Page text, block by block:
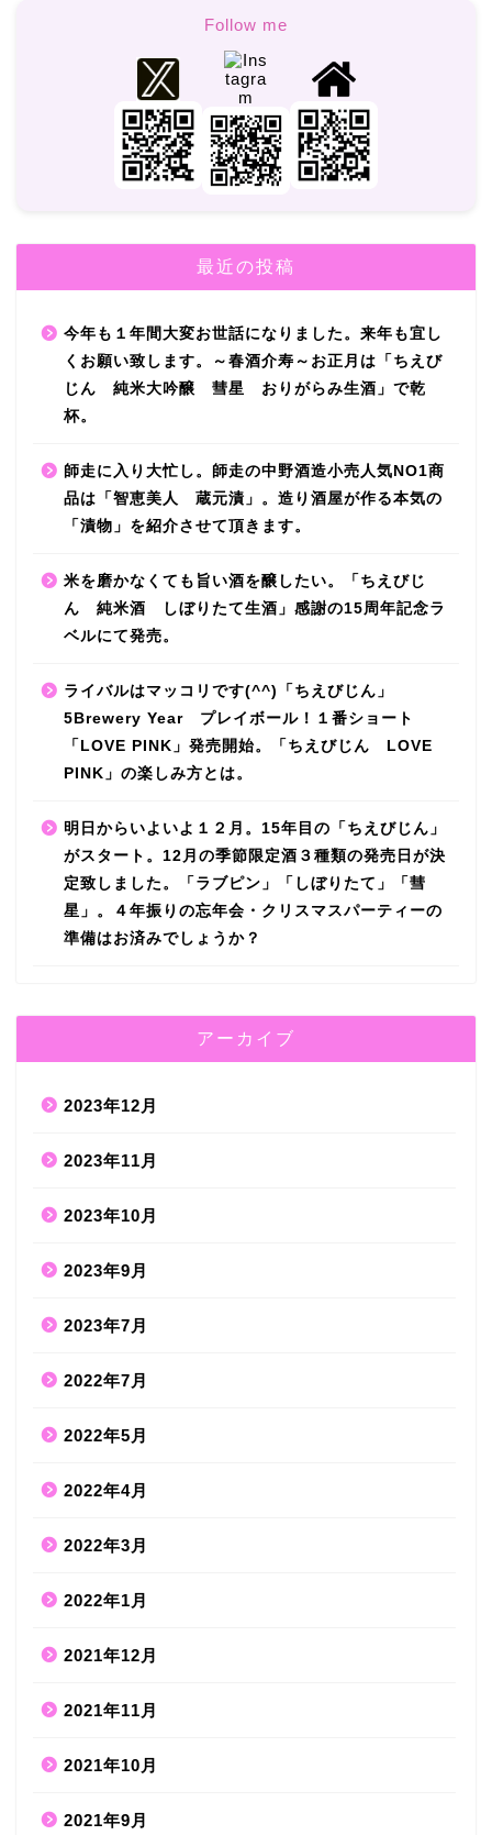
Follow me
最近の投稿
今年も１年間大変お世話になりました。来年も宜し
くお願い致します。～春酒介寿～お正月は「ちえび
じん 純米大吟醸 彗星 おりがらみ生酒」で乾
杯。
師走に入り大忙し。師走の中野酒造小売人気NO1商
品は「智恵美人 蔵元漬」。造り酒屋が作る本気の
「漬物」を紹介させて頂きます。
米を磨かなくても旨い酒を醸したい。「ちえびじ
ん 純米酒 しぼりたて生酒」感謝の15周年記念ラ
ベルにて発売。
ライバルはマッコリです(^^)「ちえびじん」
5Brewery Year プレイボール！１番ショート
「LOVE PINK」発売開始。「ちえびじん LOVE
PINK」の楽しみ方とは。
明日からいよいよ１２月。15年目の「ちえびじん」
がスタート。12月の季節限定酒３種類の発売日が決
定致しました。「ラブピン」「しぼりたて」「彗
星」。４年振りの忘年会・クリスマスパーティーの
準備はお済みでしょうか？
アーカイブ
2023年12月
2023年11月
2023年10月
2023年9月
2023年7月
2022年7月
2022年5月
2022年4月
2022年3月
2022年1月
2021年12月
2021年11月
2021年10月
2021年9月